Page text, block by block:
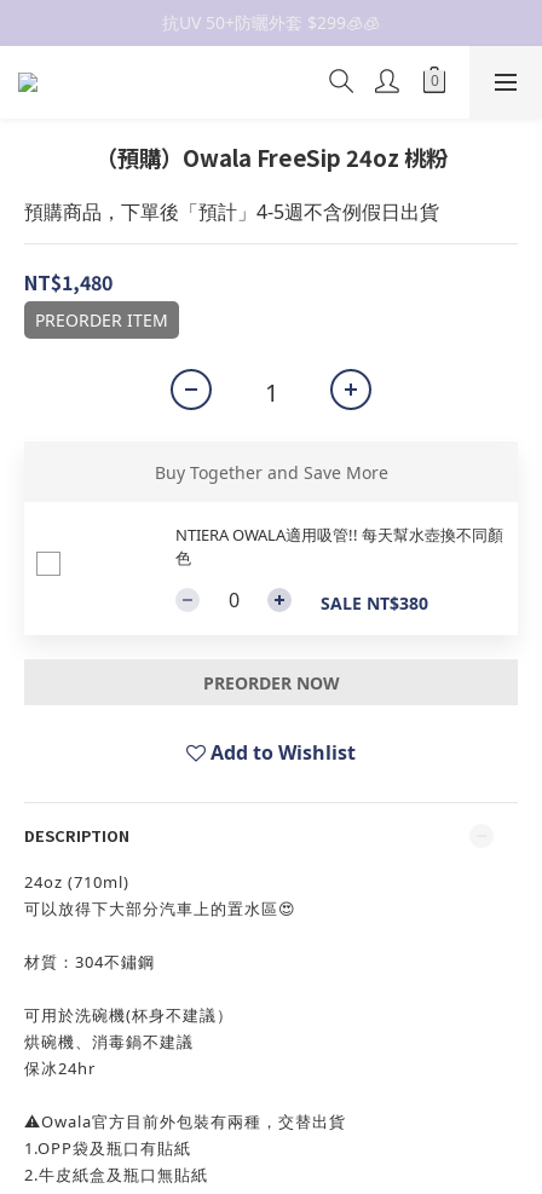
抗UV 50+防曬外套 $299🧊🧊
抗UV 50+防曬外套 $299🧊🧊
抗UV 50+防曬外套 $299🧊🧊
（預購）Owala FreeSip 24oz 桃粉
預購商品，下單後「預計」4-5週不含例假日出貨
NT$1,480
PREORDER ITEM
Buy Together and Save More
NTIERA OWALA適用吸管!! 每天幫水壺換不同顏
色
SALE NT$380
PREORDER NOW
Add to Wishlist
DESCRIPTION
24oz (710ml)
可以放得下大部分汽車上的置水區😍
材質：304不鏽鋼
可用於洗碗機(杯身不建議）
烘碗機、消毒鍋不建議
保冰24hr
⚠️Owala官方目前外包裝有兩種，交替出貨
1.OPP袋及瓶口有貼紙
2.牛皮紙盒及瓶口無貼紙